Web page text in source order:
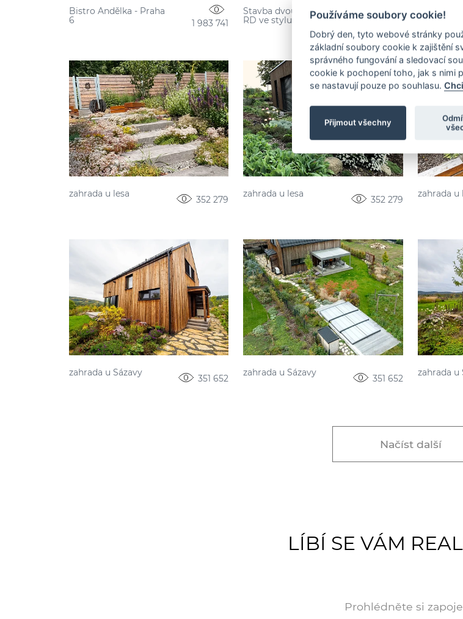
Bistro Andělka - Praha
6
1 983 741
Stavba dvoupodlažního
RD ve stylu Provence
1 598 013
zahrada u lesa
352 279
zahrada u lesa
352 279
zahrada u
zahrada u Sázavy
351 652
zahrada u Sázavy
351 652
zahrada u
Načíst další
LÍBÍ SE VÁM
Prohlédněte si
Používáme soubory cookie!
Dobrý den, tyto webové stránky
základní soubory cookie k zajištění
správného fungování a sledovací
cookie k pochopení toho, jak s nimi
se nastavují pouze po souhlasu.
Přijmout všechny